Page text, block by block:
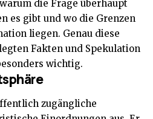
die Frage überhaupt
es gibt und wo die Grenzen
liegen. Genau diese
Fakten und Spekulation
wichtig.
zugängliche